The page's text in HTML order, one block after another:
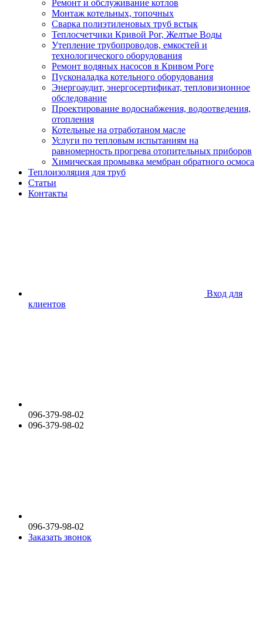
Ремонт и обслуживание котлов
Монтаж котельных, топочных
Сварка полиэтиленовых труб встык
Теплосчетчики Кривой Рог, Желтые Воды
Утепление трубопроводов, емкостей и
технологического оборудования
Ремонт водяных насосов в Кривом Роге
Пусконаладка котельного оборудования
Энергоаудит, энергосертификат, тепловизионное
обследование
Проектирование водоснабжения, водоотведения,
отопления
Котельные на отработаном масле
Услуги по тепловым испытаниям на
равномерность прогрева отопительных приборов
Химическая промывка мембран обратного осмоса
Теплоизоляция для труб
Статьи
Контакты
Вход для
клиентов
096-379-98-02
096-379-98-02
096-379-98-02
Заказать звонок